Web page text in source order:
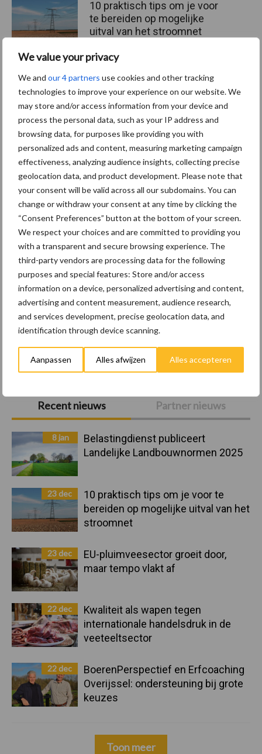
We value your privacy
We and our 4 partners use cookies and other tracking
technologies to improve your experience on our website. We
may store and/or access information from your device and
process the personal data, such as your IP address and
browsing data, for purposes like providing you with
personalized ads and content, measuring marketing campaign
effectiveness, analyzing audience insights, collecting precise
geolocation data, and product development. Please note that
your consent will be valid across all our subdomains. You can
change or withdraw your consent at any time by clicking the
“Consent Preferences” button at the bottom of your screen.
We respect your choices and are committed to providing you
with a transparent and secure browsing experience. The
third-party vendors are processing data for the following
purposes and special features: Store and/or access
information on a device, personalized advertising and content,
advertising and content measurement, audience research,
and services development, precise geolocation data, and
identification through device scanning.
Aanpassen Alles afwijzen Alles accepteren
Primaire
Sidebar
Recent nieuws Partner nieuws
8 jan
Belastingdienst publiceert
Landelijke Landbouwnormen 2025
23 dec
10 praktisch tips om je voor te
bereiden op mogelijke uitval van het
stroomnet
23 dec
EU-pluimveesector groeit door,
maar tempo vlakt af
22 dec
Kwaliteit als wapen tegen
internationale handelsdruk in de
veeteeltsector
22 dec
BoerenPerspectief en Erfcoaching
Overijssel: ondersteuning bij grote
keuzes
Toon meer
10 praktisch tips om je voor
te bereiden op mogelijke
uitval van het stroomnet
EU-pluimveesector groeit
door, maar tempo vlakt af
Themapagina's
Wet en regelgeving Diergezondheid
Vleeskuikens Vermeerdering
Toon meer